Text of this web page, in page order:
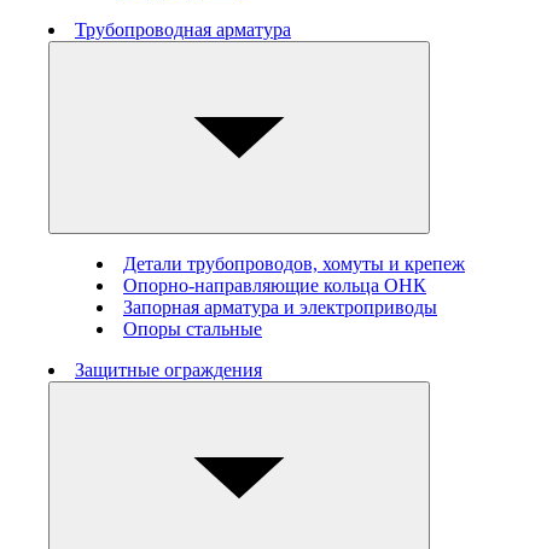
Трубопроводная арматура
Детали трубопроводов, хомуты и крепеж
Опорно-направляющие кольца ОНК
Запорная арматура и электроприводы
Опоры стальные
Защитные ограждения